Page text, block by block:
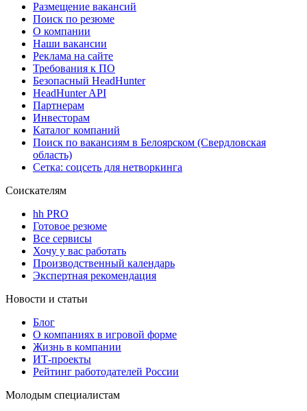
Размещение вакансий
Поиск по резюме
О компании
Наши вакансии
Реклама на сайте
Требования к ПО
Безопасный HeadHunter
HeadHunter API
Партнерам
Инвесторам
Каталог компаний
Поиск по вакансиям в Белоярском (Свердловская
область)
Сетка: соцсеть для нетворкинга
Соискателям
hh PRO
Готовое резюме
Все сервисы
Хочу у вас работать
Производственный календарь
Экспертная рекомендация
Новости и статьи
Блог
О компаниях в игровой форме
Жизнь в компании
ИТ-проекты
Рейтинг работодателей России
Молодым специалистам